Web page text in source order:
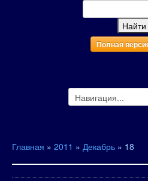
Полная
Главная » 2011 » Декабрь » 18